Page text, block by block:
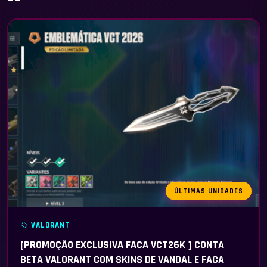
ÚLTIMAS UNIDADES
VALORANT
[PROMOÇÃO EXCLUSIVA FACA VCT26K ] CONTA
BETA VALORANT COM SKINS DE VANDAL E FACA